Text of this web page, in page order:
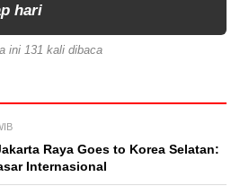
hari
ini 131 kali dibaca
Raya Goes to Korea Selatan:
Internasional